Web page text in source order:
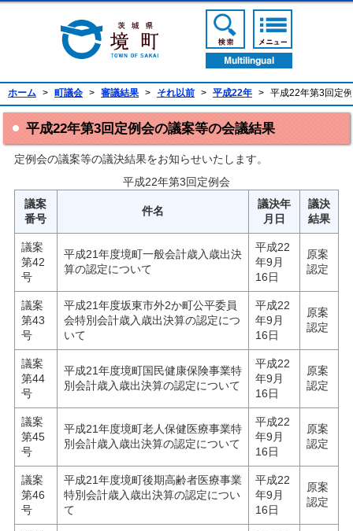
境町公式ホームページ検索ボタン
ホーム > 町議会 > 審議結果 > それ以前 > 平成22年 > 平成22年第3回定
平成22年第3回定例会の議案等の会議結果
定例会の議案等の議決結果をお知らせいたします。
平成22年第3回定例会
議案
番号
件名
議決年
月日
議決
結果
議案
第42
号
平成21年度境町一般会計歳入歳出決
算の認定について
平成22
年9月
16日
原案
認定
議案
第43
号
平成21年度坂東市外2か町公平委員
会特別会計歳入歳出決算の認定につ
いて
平成22
年9月
16日
原案
認定
議案
第44
号
平成21年度境町国民健康保険事業特
別会計歳入歳出決算の認定について
平成22
年9月
16日
原案
認定
議案
第45
号
平成21年度境町老人保健医療事業特
別会計歳入歳出決算の認定について
平成22
年9月
16日
原案
認定
議案
第46
号
平成21年度境町後期高齢者医療事業
特別会計歳入歳出決算の認定につい
て
平成22
年9月
16日
原案
認定